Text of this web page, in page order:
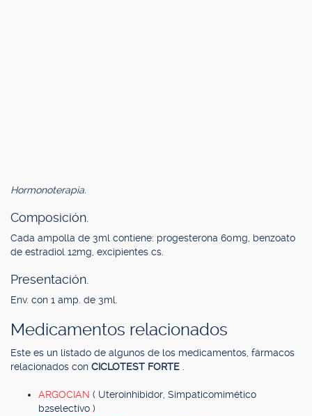
Hormonoterapia.
Composición.
Cada ampolla de 3ml contiene: progesterona 60mg, benzoato
de estradiol 12mg, excipientes cs.
Presentación.
Env. con 1 amp. de 3ml.
Medicamentos relacionados
Este es un listado de algunos de los medicamentos, fármacos
relacionados con CICLOTEST FORTE
ARGOCIAN ( Uteroinhibidor, Simpaticomimético
b2selectivo )